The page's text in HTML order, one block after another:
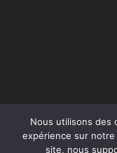
Nous utilisons des
expérience sur
site, nous